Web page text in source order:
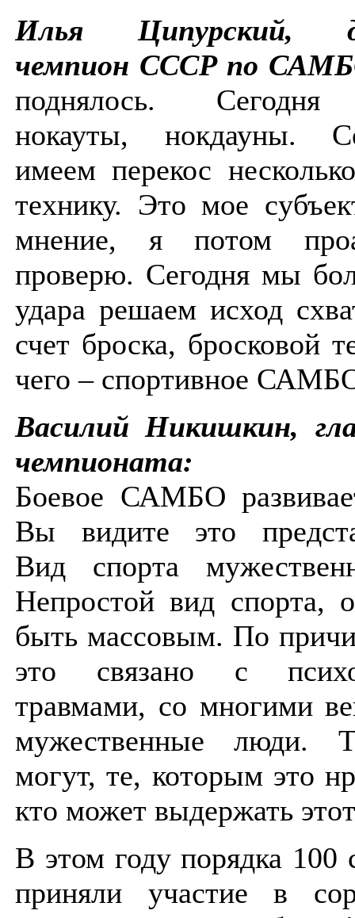
Илья Ципурский,
чемпион СССР по
поднялось. Сегодня
нокауты, нокдауны.
имеем перекос
технику. Это мое
мнение, я потом
проверю. Сегодня мы
удара решаем исход
счет броска, бросковой
чего – спортивное
Василий Никишкин,
чемпионата:
Боевое САМБО
Вы видите это
Вид спорта
Непростой вид спорта,
быть массовым. По
это связано с
травмами, со многими
мужественные люди.
могут, те, которым это
кто может выдержать
В этом году порядка 100
приняли участие в